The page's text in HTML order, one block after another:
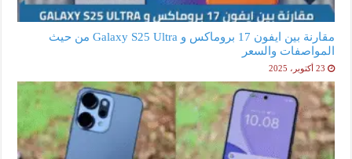
مقارنة بين ايفون 17 بروماكس و Galaxy S25 Ultra من حيث
المواصفات والسعر
23 أكتوبر، 2025